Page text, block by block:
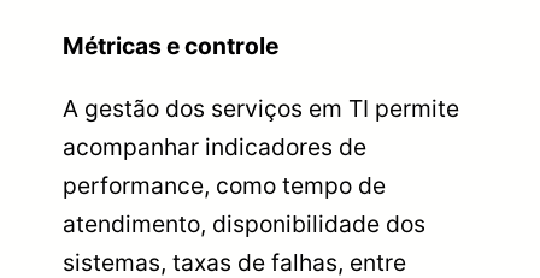
Métricas e controle
A gestão dos serviços em TI permite
acompanhar indicadores de
performance, como tempo de
atendimento, disponibilidade dos
sistemas, taxas de falhas, entre